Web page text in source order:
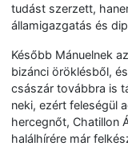
tudást szerzett,
államigazgatás és
Később Mánuelnek
bizánci öröklésből,
császár továbbra is
neki, ezért feleségül
hercegnőt, Chatillon
halálhírére már